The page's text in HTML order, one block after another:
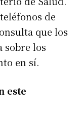
de
que los
sobre los
en sí.
este